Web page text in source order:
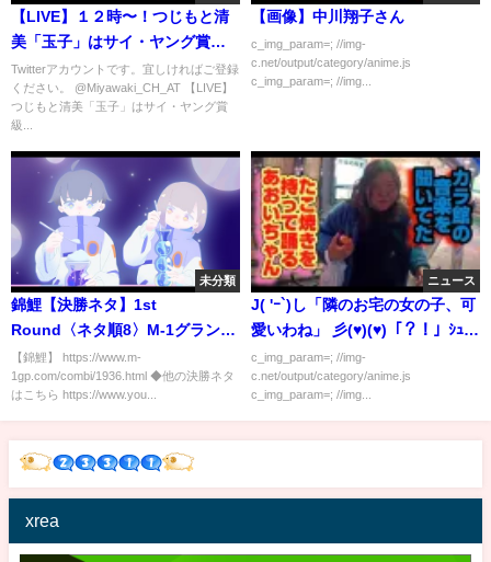
【LIVE】１２時〜！つじもと清
美「玉子」はサイ・ヤング賞
級。自民党圧勝予想の死角は
「ガーシー砲」保健所方面から
「敵」認定専門家｜最新情報を
ス・ライブ」（令和４年７月７
Twitterアカウントです。宜しければご登録
ください。 @Miyawaki_CH_AT 【LIVE】
つじもと清美「玉子」はサイ・ヤング賞
級...
【画像】中川翔子さん
c_img_param=; //img-
c.net/output/category/anime.js
c_img_param=; //img...
未分類
錦鯉【決勝ネタ】1st
Round〈ネタ順8〉M-1グランプ
リ2021
【錦鯉】 https://www.m-
1gp.com/combi/1936.html ◆他の決勝ネタ
はこちら https://www.you...
ニュース
J( 'ｰ`)し「隣のお宅の女の子、可
愛いわね」 彡(♥)(♥)「？！」ｼｭﾊﾞ
ﾊﾞﾊﾞ
c_img_param=; //img-
c.net/output/category/anime.js
c_img_param=; //img...
xrea